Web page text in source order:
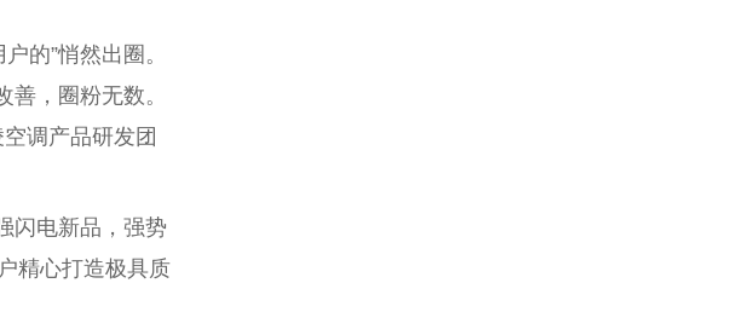
的”悄然出圈。
，圈粉无数。
调产品研发团
闪电新品，强势
精心打造极具质